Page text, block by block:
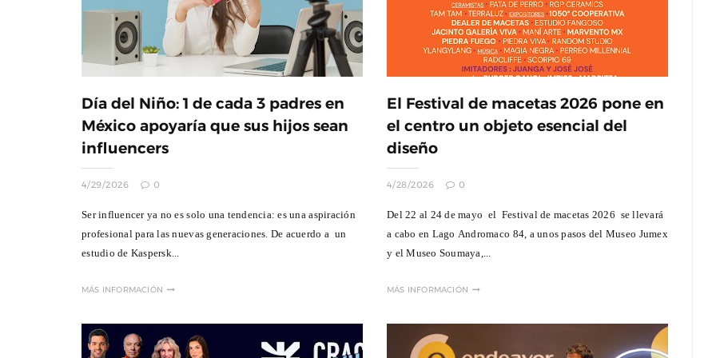
Día del Niño: 1 de cada 3 padres en
México apoyaría que sus hijos sean
influencers
4/29/2026 0
Ser influencer ya no es solo una tendencia: es una aspiración
profesional para las nuevas generaciones. De acuerdo a un
estudio de Kaspersk...
MÁS INFORMACIÓN
El Festival de macetas 2026 pone en
el centro un objeto esencial del
diseño
4/28/2026 0
Del 22 al 24 de mayo el Festival de macetas 2026 se llevará
a cabo en Lago Andromaco 84, a unos pasos del Museo Jumex
y el Museo Soumaya,...
MÁS INFORMACIÓN
Documental : Animación de México en
Annecy
El MIDE y ProFuturo presentan La
Ciudad del Ahorro, una experiencia